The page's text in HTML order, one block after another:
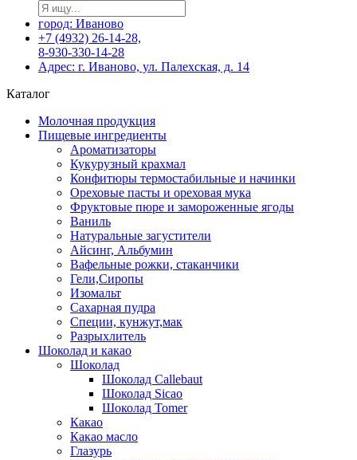
город: Иваново
+7 (4932) 26-14-28,
8-930-330-14-28
Адрес: г. Иваново, ул. Палехская, д. 14
Каталог
Молочная продукция
Пищевые ингредиенты
Ароматизаторы
Кукурузный крахмал
Конфитюры термостабильные и начинки
Ореховые пасты и ореховая мука
Фруктовые пюре и замороженные ягоды
Ваниль
Натуральные загустители
Айсинг, Альбумин
Вафельные рожки, стаканчики
Гели,Сиропы
Изомальт
Сахарная пудра
Специи, кунжут,мак
Разрыхлитель
Шоколад и какао
Шоколад
Шоколад Callebaut
Шоколад Sicao
Шоколад Tomer
Какао
Какао масло
Глазурь